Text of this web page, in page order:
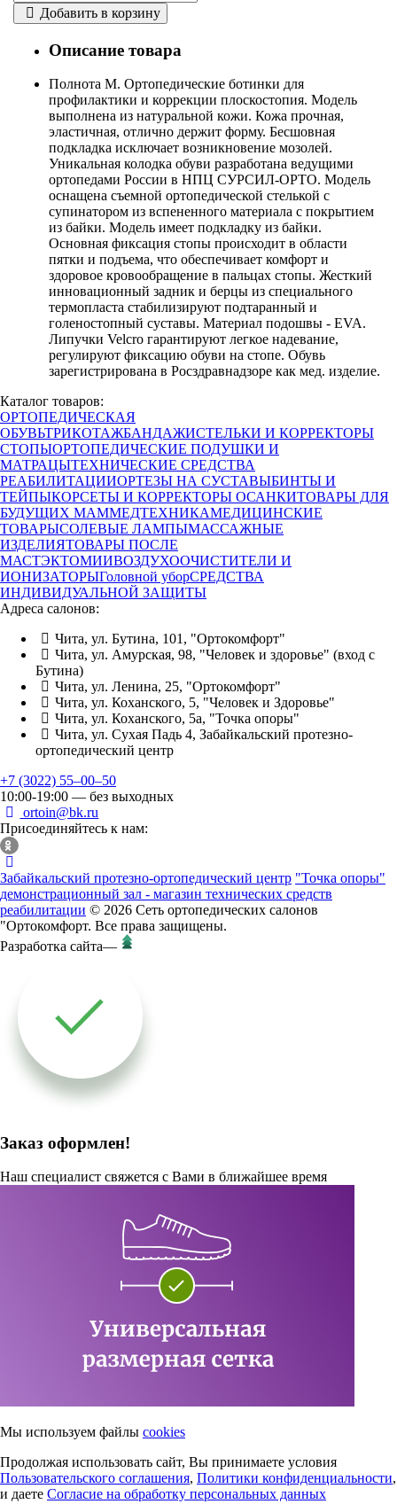
Добавить в корзину
Описание товара
Полнота М. Ортопедические ботинки для
профилактики и коррекции плоскостопия. Модель
выполнена из натуральной кожи. Кожа прочная,
эластичная, отлично держит форму. Бесшовная
подкладка исключает возникновение мозолей.
Уникальная колодка обуви разработана ведущими
ортопедами России в НПЦ СУРСИЛ-ОРТО. Модель
оснащена съемной ортопедической стелькой с
супинатором из вспененного материала с покрытием
из байки. Модель имеет подкладку из байки.
Основная фиксация стопы происходит в области
пятки и подъема, что обеспечивает комфорт и
здоровое кровообращение в пальцах стопы. Жесткий
инновационный задник и берцы из специального
термопласта стабилизируют подтаранный и
голеностопный суставы. Материал подошвы - EVA.
Липучки Velcro гарантируют легкое надевание,
регулируют фиксацию обуви на стопе. Обувь
зарегистрирована в Росздравнадзоре как мед. изделие.
Каталог товаров:
ОРТОПЕДИЧЕСКАЯ
ОБУВЬТРИКОТАЖБАНДАЖИСТЕЛЬКИ И КОРРЕКТОРЫ
СТОПЫОРТОПЕДИЧЕСКИЕ ПОДУШКИ И
МАТРАЦЫТЕХНИЧЕСКИЕ СРЕДСТВА
РЕАБИЛИТАЦИИОРТЕЗЫ НА СУСТАВЫБИНТЫ И
ТЕЙПЫКОРСЕТЫ И КОРРЕКТОРЫ ОСАНКИТОВАРЫ ДЛЯ
БУДУЩИХ МАММЕДТЕХНИКАМЕДИЦИНСКИЕ
ТОВАРЫСОЛЕВЫЕ ЛАМПЫМАССАЖНЫЕ
ИЗДЕЛИЯТОВАРЫ ПОСЛЕ
МАСТЭКТОМИИВОЗДУХООЧИСТИТЕЛИ И
ИОНИЗАТОРЫГоловной уборСРЕДСТВА
ИНДИВИДУАЛЬНОЙ ЗАЩИТЫ
Адреса салонов:
Чита, ул. Бутина, 101, "Ортокомфорт"
Чита, ул. Амурская, 98, "Человек и здоровье" (вход с
Бутина)
Чита, ул. Ленина, 25, "Ортокомфорт"
Чита, ул. Коханского, 5, "Человек и Здоровье"
Чита, ул. Коханского, 5а, "Точка опоры"
Чита, ул. Сухая Падь 4, Забайкальский протезно-
ортопедический центр
+7 (3022) 55‒00‒50
10:00-19:00 — без выходных
ortoin@bk.ru
Присоединяйтесь к нам:
Забайкальский протезно-ортопедический центр "Точка опоры"
демонстрационный зал - магазин технических средств
реабилитации © 2026 Сеть ортопедических салонов
"Ортокомфорт. Все права защищены.
Разработка сайта—
Заказ оформлен!
Наш специалист свяжется с Вами в ближайшее время
Мы используем файлы cookies
Продолжая использовать сайт, Вы принимаете условия
Пользовательского соглашения, Политики конфиденциальности,
и даете Согласие на обработку персональных данных